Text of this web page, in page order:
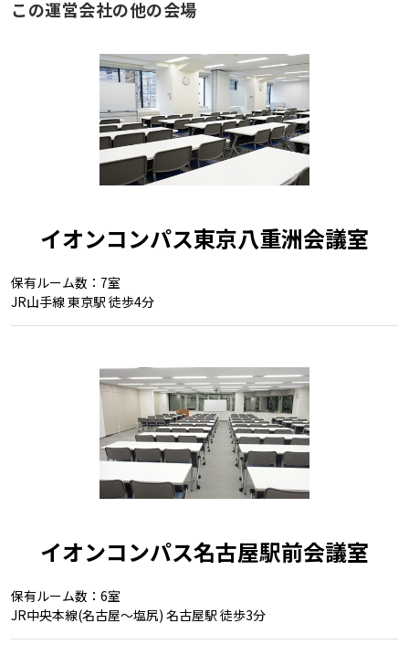
この運営会社の他の会場
イオンコンパス東京八重洲会議室
保有ルーム数：7室
JR山手線 東京駅 徒歩4分
イオンコンパス名古屋駅前会議室
保有ルーム数：6室
JR中央本線(名古屋～塩尻) 名古屋駅 徒歩3分